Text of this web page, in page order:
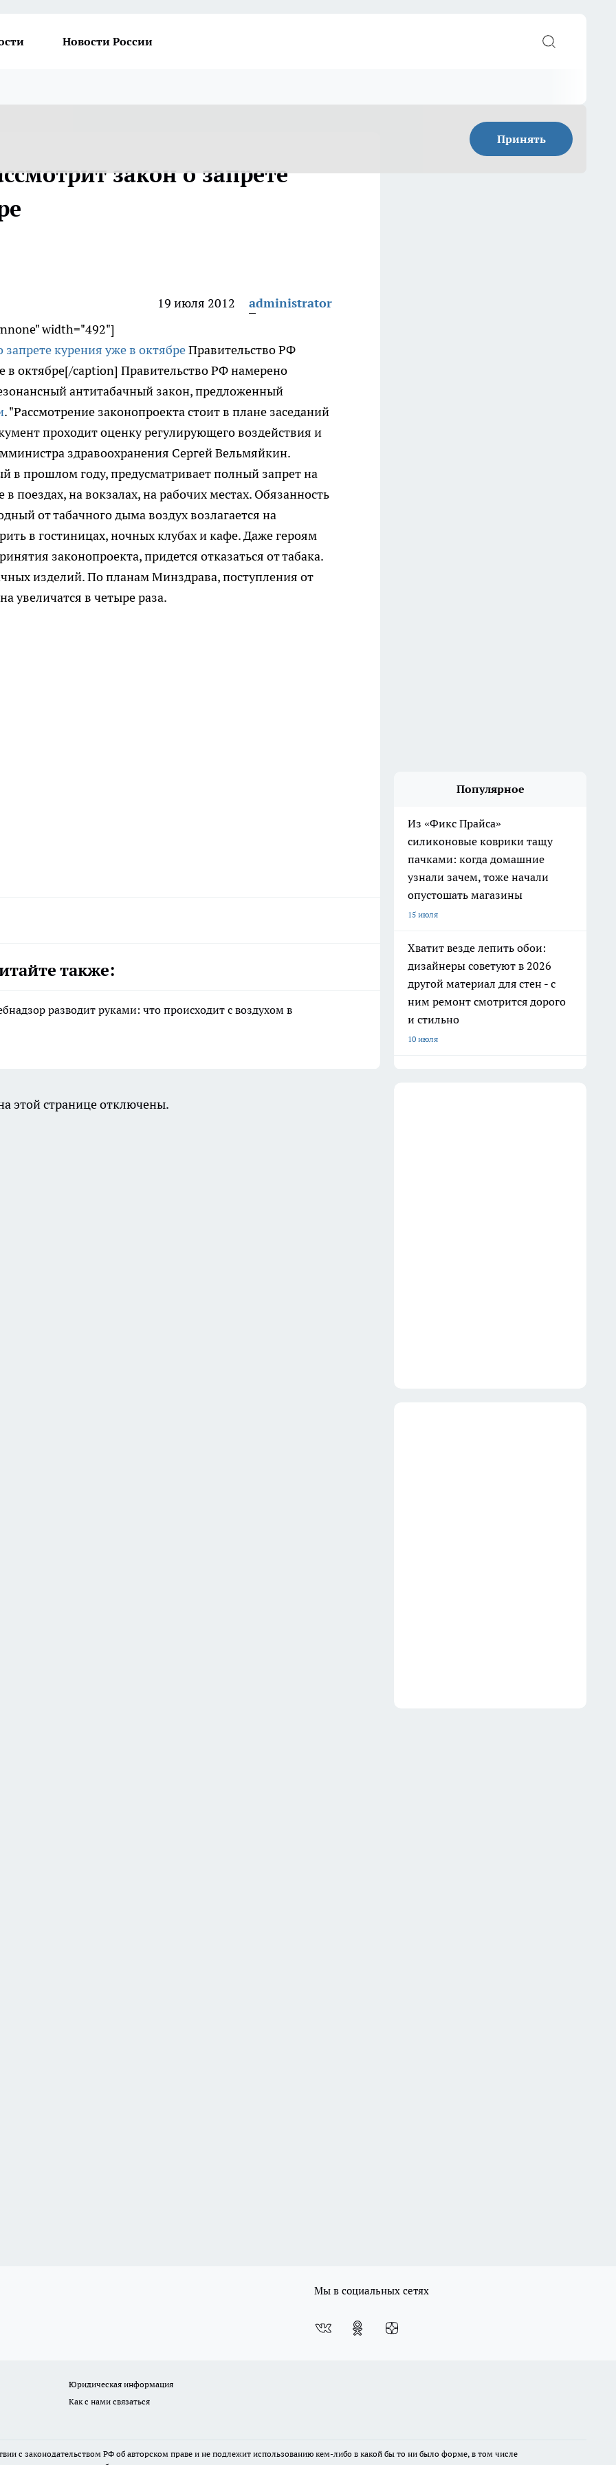
Новости России
Принять
закон о запрете
19 июля 2012
administrator
width="492"]
Правительство РФ
в октябре[/caption] Правительство РФ намерено
антитабачный закон, предложенный
. "Рассмотрение законопроекта стоит в плане заседаний
проходит оценку регулирующего воздействия и
здравоохранения Сергей Вельмяйкин.
в прошлом году, предусматривает полный запрет на
поездах, на вокзалах, на рабочих местах. Обязанность
от табачного дыма воздух возлагается на
в гостиницах, ночных клубах и кафе. Даже героям
законопроекта, придется отказаться от табака.
изделий. По планам Минздрава, поступления от
увеличатся в четыре раза.
также:
разводит руками: что происходит с воздухом в
Популярное
Из «Фикс Прайса»
силиконовые коврики тащу
пачками: когда домашние
узнали зачем, тоже начали
опустошать магазины
15 июля
Хватит везде лепить обои:
дизайнеры советуют в 2026
другой материал для стен - с
ним ремонт смотрится дорого
и стильно
10 июля
этой странице отключены.
Мы в социальных сетях
Юридическая информация
Как с нами связаться
с законодательством РФ об авторском праве и не подлежит использованию кем-либо в какой бы то ни было форме, в том числе